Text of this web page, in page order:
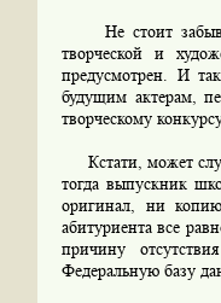
Не стоит
творческой и
предусмотрен. И
будущим актерам,
творческому
Кстати, может
тогда выпускник
оригинал, ни
абитуриента все
причину
Федеральную базу